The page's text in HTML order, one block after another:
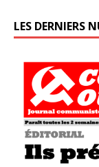
LES DERNIERS